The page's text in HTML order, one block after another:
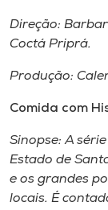
Direção:
Coctá Priprá.
Produção:
Comida com
Sinopse: A
Estado de
e os grandes
locais. É